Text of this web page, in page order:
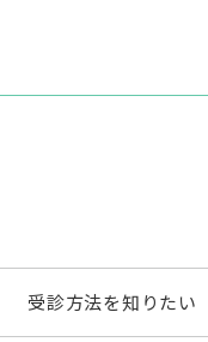
受診方法を知りたい